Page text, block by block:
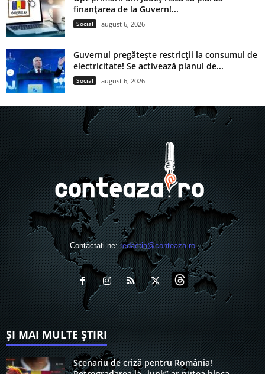
finanțarea de la Guvern!...
Social august 6, 2026
Guvernul pregătește restricții la consumul de
electricitate! Se activează planul de...
Social august 6, 2026
Contactați-ne:redactia@conteaza.ro
ȘI MAI MULTE ȘTIRI
Scenariu de criză pentru România!